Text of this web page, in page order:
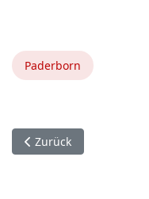
Paderborn
Vorheriger Beitrag: 14.
Zurück